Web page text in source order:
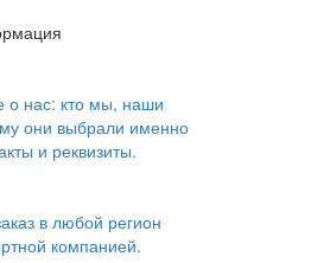
о нас: кто мы, наши
они выбрали именно
и реквизиты.
в любой регион
компанией.